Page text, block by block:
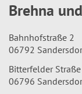
Brehna
Bahnhofstraße 2
06792
Bitterfelder
06796